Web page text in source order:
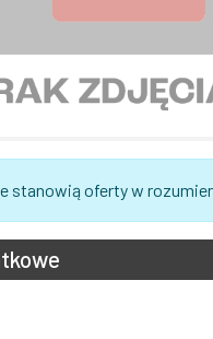
stanowią oferty w